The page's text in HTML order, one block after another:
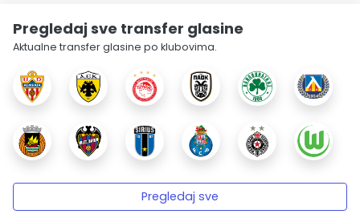
Pregledaj sve transfer glasine
Aktualne transfer glasine po klubovima.
Pregledaj sve